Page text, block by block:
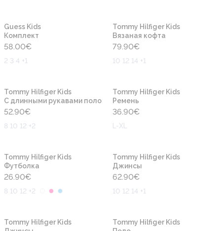
Guess Kids
Комплект
58.00€
2 3 4 +1
Tommy Hilfiger Kids
Вязаная кофта
79.90€
10 12 14 +1
Tommy Hilfiger Kids
С длинными рукавами поло
52.90€
8 10 12 +2
Tommy Hilfiger Kids
Ремень
36.90€
L-XL
Tommy Hilfiger Kids
Футболка
26.90€
8 10 12 +2
Tommy Hilfiger Kids
Джинсы
62.90€
10 12 14 +1
Tommy Hilfiger Kids
Tommy Hilfiger Kids